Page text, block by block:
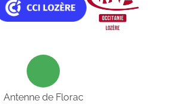
Antenne de Florac